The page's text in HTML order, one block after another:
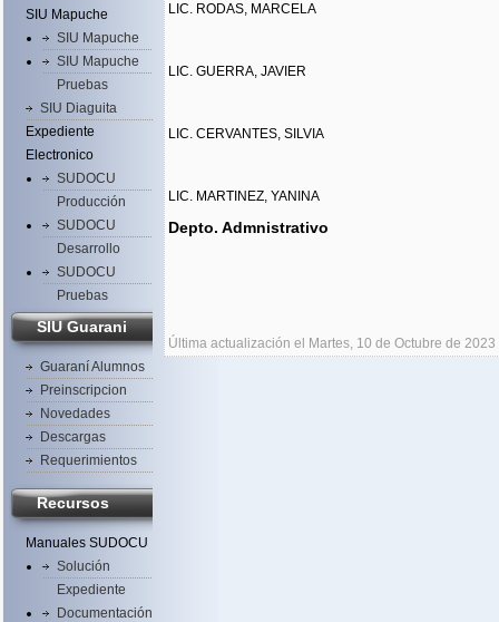
SIU Mapuche
SIU Mapuche
SIU Mapuche
Pruebas
SIU Diaguita
Expediente
Electronico
SUDOCU
Producción
SUDOCU
Desarrollo
SUDOCU
Pruebas
SIU Guarani
Guaraní Alumnos
Preinscripcion
Novedades
Descargas
Requerimientos
Recursos
Manuales SUDOCU
Solución
Expediente
Documentación
LIC. RODAS, MARCELA
LIC. GUERRA, JAVIER
LIC. CERVANTES, SILVIA
LIC. MARTINEZ, YANINA
Depto. Admnistrativo
Última actualización el Martes, 10 de Octubre de 2023